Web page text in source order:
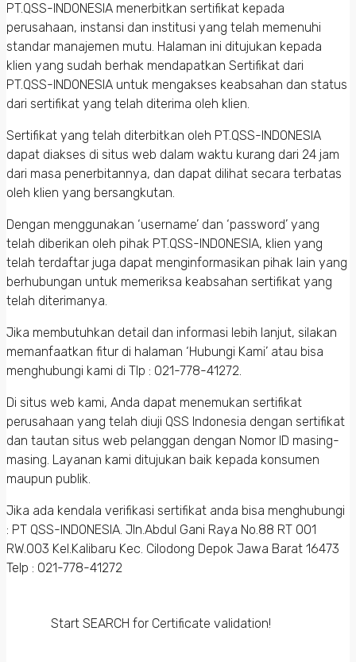
PT.QSS-INDONESIA menerbitkan sertifikat kepada
perusahaan, instansi dan institusi yang telah memenuhi
standar manajemen mutu. Halaman ini ditujukan kepada
klien yang sudah berhak mendapatkan Sertifikat dari
PT.QSS-INDONESIA untuk mengakses keabsahan dan status
dari sertifikat yang telah diterima oleh klien.
Sertifikat yang telah diterbitkan oleh PT.QSS-INDONESIA
dapat diakses di situs web dalam waktu kurang dari 24 jam
dari masa penerbitannya, dan dapat dilihat secara terbatas
oleh klien yang bersangkutan.
Dengan menggunakan ‘username’ dan ‘password’ yang
telah diberikan oleh pihak PT.QSS-INDONESIA, klien yang
telah terdaftar juga dapat menginformasikan pihak lain yang
berhubungan untuk memeriksa keabsahan sertifikat yang
telah diterimanya.
Jika membutuhkan detail dan informasi lebih lanjut, silakan
memanfaatkan fitur di halaman ‘Hubungi Kami’ atau bisa
menghubungi kami di Tlp : 021-778-41272.
Di situs web kami, Anda dapat menemukan sertifikat
perusahaan yang telah diuji QSS Indonesia dengan sertifikat
dan tautan situs web pelanggan dengan Nomor ID masing-
masing. Layanan kami ditujukan baik kepada konsumen
maupun publik.
Jika ada kendala verifikasi sertifikat anda bisa menghubungi
: PT QSS-INDONESIA. Jln.Abdul Gani Raya No.88 RT 001
RW.003 Kel.Kalibaru Kec. Cilodong Depok Jawa Barat 16473
Telp : 021-778-41272
Start SEARCH for Certificate validation!